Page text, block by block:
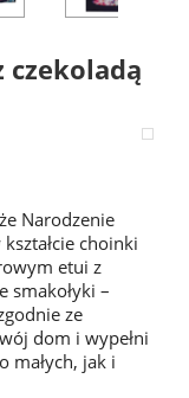
czekoladą
Narodzenie
choinki
etui z
smakołyki –
ze
dom i wypełni
małych, jak i